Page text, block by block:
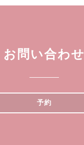
お問い合わせ
予約